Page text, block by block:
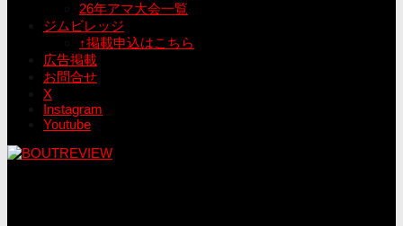
26年アマ大会一覧
ジムビレッジ
↑掲載申込はこちら
広告掲載
お問合せ
X
Instagram
Youtube